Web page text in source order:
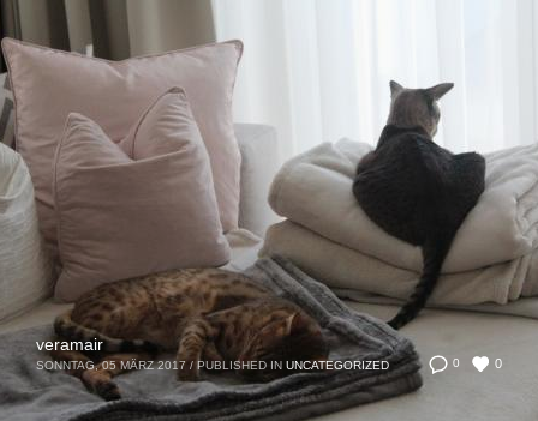
0 0
veramair
SONNTAG, 05 MÄRZ 2017 / PUBLISHED IN UNCATEGORIZED